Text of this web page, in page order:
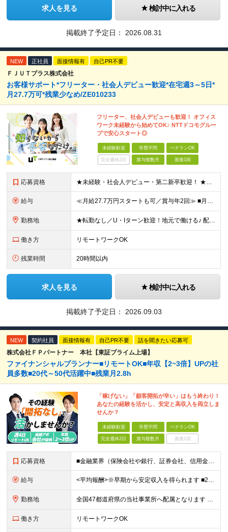
求人を見る 検討中に入れる
掲載終了予定日： 2026.08.31
NEW 正社員 面接情報有 自己PR不要
ＦＪＵＴプラス株式会社
お客様サポート*フリーター・社会人デビュー歓迎*在宅週3～5日*
月27.7万可*残業少なめ/ZE010233
フリーター、社会人デビューも歓迎！ オフィス
ワーク未経験から始めてOK♪ NTTドコモグルー
プで安心スタート◎
未経験歓迎 学歴不問 ベテランOK
完全週休2日 賞与複数月 面接1回
応募資格 ★未経験・社会人デビュー・第二新卒歓迎！ ★フリーターやブランクのある方も大歓迎！ ★20～40代幅広く活躍中 ■学歴不問 ＼こんな方にピッタリ／ --------------------- □ 正
給与 ≪月給27.7万円スタートも可／賞与年2回≫ ■月給21万円～27.7万円＋各種手当＋賞与年2回 ※給与は勤務地に応じて変更します ※年齢や経験・スキルなどを考慮して決定します ※時間外手当は全額支給
勤務地 ★転勤なし／U・Iターン歓迎！地元で働ける♪ 配属先：東京・神奈川・千葉・長野・石川・大阪・福岡・札幌・愛知・広島にある『NTTドコモ』グループ 《勤務地一覧》 ■東京 ・東京都新宿区新宿4-1-6
働き方 リモートワークOK
残業時間 20時間以内
求人を見る 検討中に入れる
掲載終了予定日： 2026.09.03
NEW 契約社員 面接情報有 自己PR不要 話を聞きたい応募可
株式会社ＦＰパートナー 本社【東証プライム上場】
ファイナンシャルプランナー■リモートOK■年収【2~3倍】UPの社
員多数■20代～50代活躍中■残業月2.8h
「稼げない」「顧客開拓が辛い」はもう終わり！
あなたの経験を活かし、安定と高収入を両立しま
せんか？
未経験歓迎 学歴不問 ベテランOK
完全週休2日 賞与複数月 面接1回
応募資格 ■金融業界（保険会社や銀行、証券会社、信用金庫など）の営業経験をお持ちの方 ■学歴不問 ※第二新卒の方も歓迎します ※直販の保険営業職経験者も多数活躍中。 お客さまへのご提案に集中できる仕組みにより
給与 <平均報酬>※早期から安定収入を得られます ■2年目～：888万円 ■3年目～：960万円 ■4年目～：1028万円 ★成果連動型報酬（営業成績に応じて支給/45時間分固定残業代含む/超過分は別途支
勤務地 全国47都道府県の当社事業所へ配属となります ※居住地や希望の勤務先を考慮します ※リモートワークOK／転勤なし ＜本社＞ 東京都台東区浅草橋1-1-8 FP浅草橋ビル (変更の範囲)上記を除く当
働き方 リモートワークOK